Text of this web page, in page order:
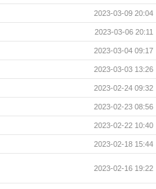
2023-03-09 20:04
2023-03-06 20:11
2023-03-04 09:17
2023-03-03 13:26
2023-02-24 09:32
2023-02-23 08:56
2023-02-22 10:40
2023-02-18 15:44
2023-02-16 19:22